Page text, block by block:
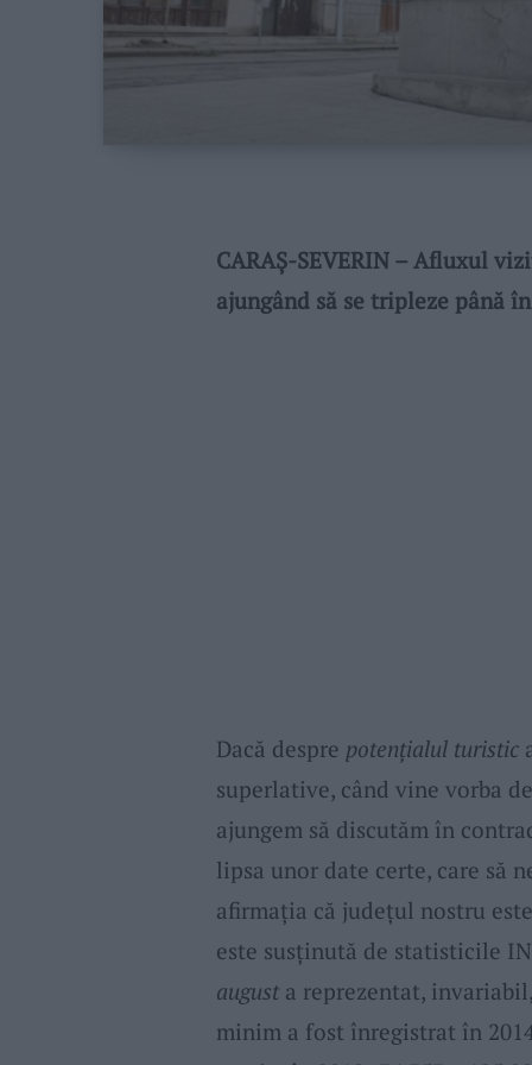
CARAŞ-SEVERIN – Afluxul
ajungând să se tripleze până
Dacă despre potenţialul turistic
superlative, când vine vorba
ajungem să discutăm în
lipsa unor date certe, care să
afirmaţia că judeţul nostru
este susţinută de statisticile
augusta reprezentat,
minim a fost înregistrat în